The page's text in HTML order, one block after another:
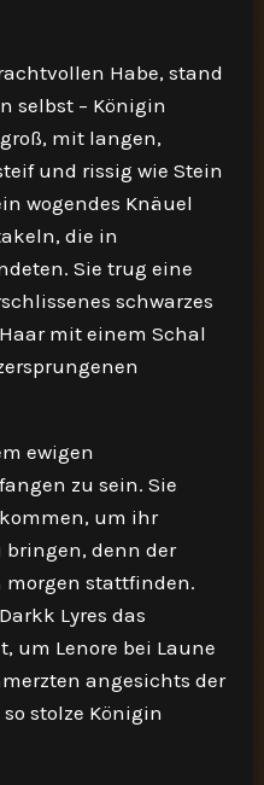
Habe, stand
selbst – Königin
mit langen,
und rissig wie Stein
wogendes Knäuel
die in
Sie trug eine
schwarzes
mit einem Schal
ewigen
zu sein. Sie
um ihr
bringen, denn der
morgen stattfinden.
Lyres das
um Lenore bei Laune
angesichts der
stolze Königin